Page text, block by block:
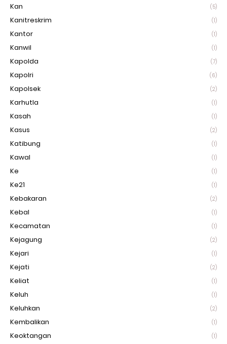
Kan (5)
Kanitreskrim (1)
Kantor (1)
Kanwil (1)
Kapolda (7)
Kapolri (6)
Kapolsek (2)
Karhutla (1)
Kasah (1)
Kasus (2)
Katibung (1)
Kawal (1)
Ke (1)
Ke21 (1)
Kebakaran (2)
Kebal (1)
Kecamatan (1)
Kejagung (2)
Kejari (1)
Kejati (2)
Keliat (1)
Keluh (1)
Keluhkan (2)
Kembalikan (1)
Keoktangan (1)